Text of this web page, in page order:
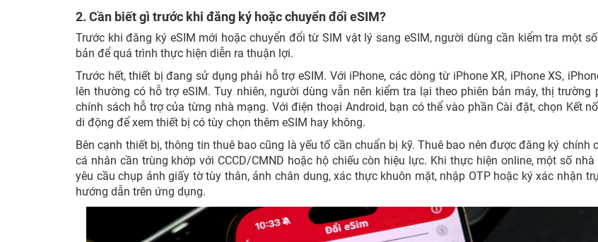
2. Cần biết gì trước khi đăng ký hoặc chuyển đổi eSIM?
Trước khi đăng ký eSIM mới hoặc chuyển đổi từ SIM vật lý sang eSIM, người dùng cần kiểm tra một
bản để quá trình thực hiện diễn ra thuận lợi.
Trước hết, thiết bị đang sử dụng phải hỗ trợ eSIM. Với iPhone, các dòng từ iPhone XR, iPhone XS,
lên thường có hỗ trợ eSIM. Tuy nhiên, người dùng vẫn nên kiểm tra lại theo phiên bản máy, thị trường
chính sách hỗ trợ của từng nhà mạng. Với điện thoại Android, bạn có thể vào phần Cài đặt, chọn Kết
di động để xem thiết bị có tùy chọn thêm eSIM hay không.
Bên cạnh thiết bị, thông tin thuê bao cũng là yếu tố cần chuẩn bị kỹ. Thuê bao nên được đăng ký chính
cá nhân cần trùng khớp với CCCD/CMND hoặc hộ chiếu còn hiệu lực. Khi thực hiện online, một số
yêu cầu chụp ảnh giấy tờ tùy thân, ảnh chân dung, xác thực khuôn mặt, nhập OTP hoặc ký xác nhận
hướng dẫn trên ứng dụng.